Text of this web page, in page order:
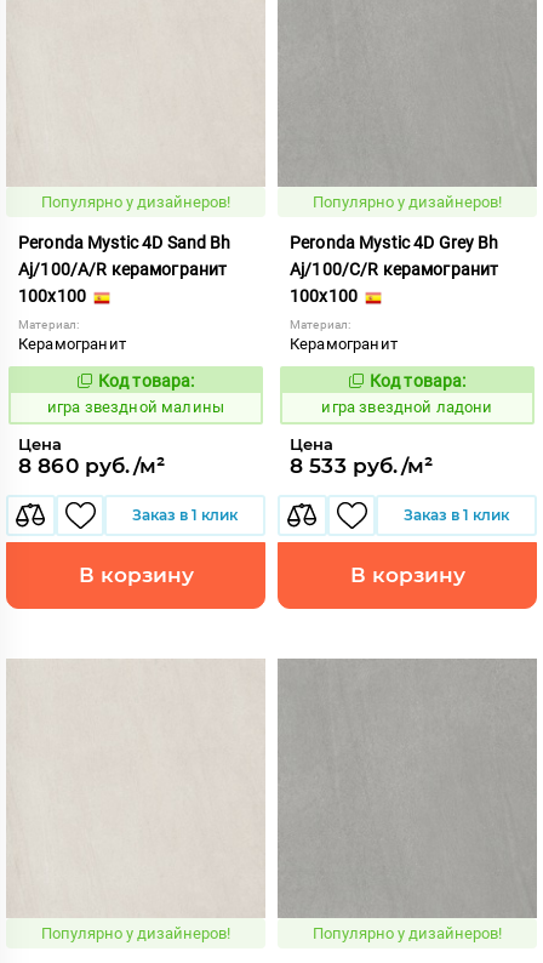
Популярно у дизайнеров!
Peronda Mystic 4D Sand Bh
Aj/100/A/R керамогранит
100x100
Материал:
Керамогранит
Код:
550546
Код товара:
игра звездной малины
Цена
8 860 руб./м²
Заказ в 1 клик
В корзину
Популярно у дизайнеров!
Peronda Mystic 4D Grey Bh
Aj/100/C/R керамогранит
100x100
Материал:
Керамогранит
Код:
550542
Код товара:
игра звездной ладони
Цена
8 533 руб./м²
Заказ в 1 клик
В корзину
Популярно у дизайнеров! Популярно у дизайнеров!